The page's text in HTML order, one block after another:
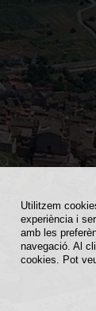
Utilitzem
experiència i
amb les
navegació. Al
cookies. Pot